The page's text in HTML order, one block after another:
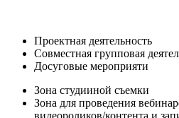
Проектная деятельность
Совместная групповая
Досуговые мероприяти
Зона студииной съемки
Зона для проведения
видеороликов/контента и